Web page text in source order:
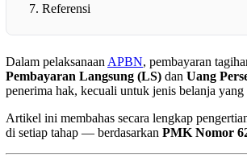
Referensi
Dalam pelaksanaan APBN, pembayaran
Pembayaran Langsung (LS) dan Uang
penerima hak, kecuali untuk jenis belanja
Artikel ini membahas secara lengkap
di setiap tahap — berdasarkan PMK Nomor